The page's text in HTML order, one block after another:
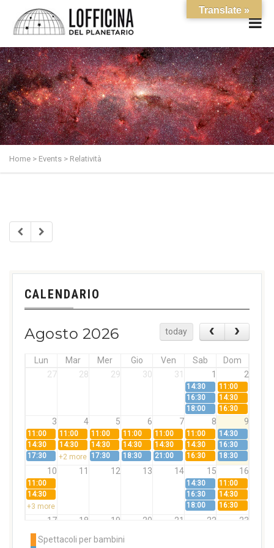
Home > Events > Relatività
CALENDARIO
Agosto 2026 today
Lun Mar Mer Gio Ven Sab
Dom
27
28 29 30 31 1 2
14:30
11:00
16:30
14:30
18:00
16:30
3 4 5 6 7 8 9
11:00 11:00 11:00 11:00 11:00 11:00
14:30
14:30
14:30 14:30 14:30 14:30 14:30
16:30
17:30
+2 more 17:30 18:30 21:00 16:30 18:30
10 11 12 13 14 15 16
11:00 14:30
11:00
14:30
16:30
14:30
+3 more
18:00 16:30
17 18 19 20 21 22 23
11:00
14:30
14:30 14:30 14:30
Spettacoli per bambini
Translate »